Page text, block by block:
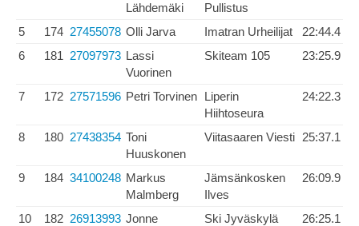
Lähdemäki
Pullistus
5 174 27455078 Olli Jarva Imatran Urheilijat
22:44.4
6
181 27097973 Lassi
Vuorinen
Skiteam 105 23:25.9
7 172 27571596 Petri Torvinen Liperin
Hiihtoseura
24:22.3
8 180 27438354 Toni
Huuskonen
Viitasaaren Viesti 25:37.1
9 184 34100248 Markus
Malmberg
Jämsänkosken
Ilves
26:09.9
10 182 26913993 Jonne
Ski Jyväskylä 26:25.1